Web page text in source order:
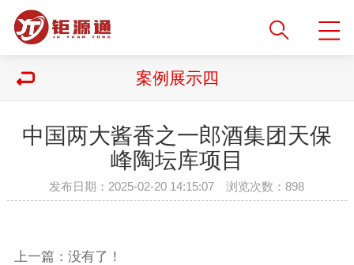
案例展示四
中国两大酱香之一郎酒集团天保
峰陶坛库项目
发布日期：2025-02-20 14:15:07 浏览次数：898
上一篇：没有了！